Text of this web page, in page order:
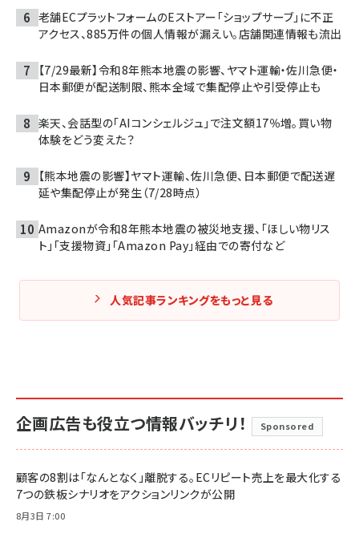
老舗ECプラットフォームのEストアー「ショップサーブ」に不正
アクセス、885万件の個人情報が漏えい。店舗関連情報も流出
【7/29最新】令和8年熊本地震の影響、ヤマト運輸・佐川急便・
日本郵便が配送制限、熊本全域で集配停止や引受停止も
楽天、会話型の「AIコンシェルジュ」で注文額17％増。買い物
体験をどう変えた？
【熊本地震の影響】ヤマト運輸、佐川急便、日本郵便で配送遅
延や集配停止が発生（7/28時点）
Amazonが令和8年熊本地震の被災地支援、「ほしい物リス
ト」「支援物資」「Amazon Pay」経由での寄付など
人気記事ランキングをもっと見る
企画広告も役立つ情報バッチリ！ Sponsored
顧客の8割は「なんとなく」離脱する。ECリピート売上を最大化する
7つの鉄板シナリオをアクションリンクが公開
8月3日 7:00